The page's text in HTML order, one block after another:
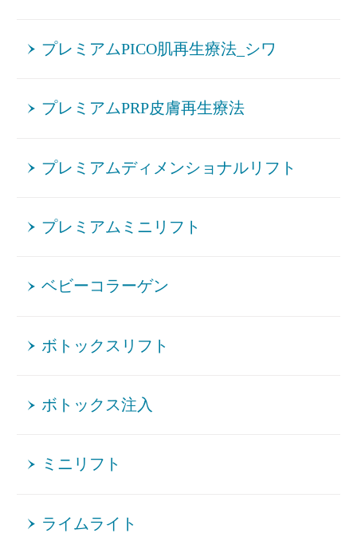
プレミアムPICO肌再生療法_シワ
プレミアムPRP皮膚再生療法
プレミアムディメンショナルリフト
プレミアムミニリフト
ベビーコラーゲン
ボトックスリフト
ボトックス注入
ミニリフト
ライムライト